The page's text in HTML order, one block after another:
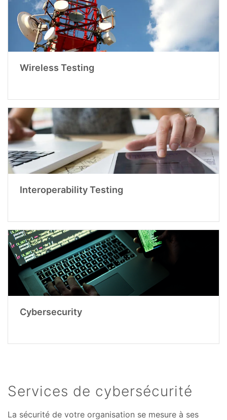
Wireless Testing
Interoperability Testing
Cybersecurity
Services de cybersécurité
La sécurité de votre organisation se mesure à ses